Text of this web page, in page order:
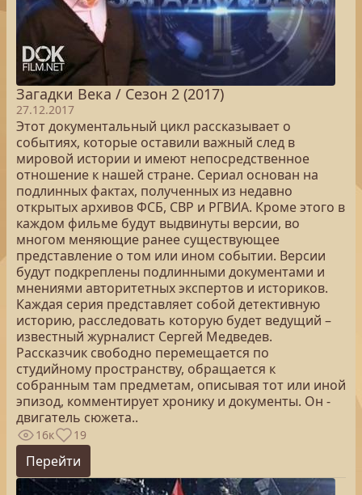
Загадки Века / Сезон 2 (2017)
27.12.2017
Этот документальный цикл рассказывает о
событиях, которые оставили важный след в
мировой истории и имеют непосредственное
отношение к нашей стране. Сериал основан на
подлинных фактах, полученных из недавно
открытых архивов ФСБ, СВР и РГВИА. Кроме этого в
каждом фильме будут выдвинуты версии, во
многом меняющие ранее существующее
представление о том или ином событии. Версии
будут подкреплены подлинными документами и
мнениями авторитетных экспертов и историков.
Каждая серия представляет собой детективную
историю, расследовать которую будет ведущий –
известный журналист Сергей Медведев.
Рассказчик свободно перемещается по
студийному пространству, обращается к
собранным там предметам, описывая тот или иной
эпизод, комментирует хронику и документы. Он -
двигатель сюжета..
16к 19
Перейти